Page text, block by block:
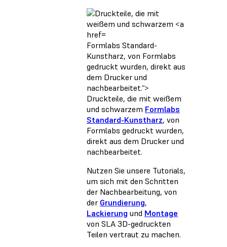
Formlabs Standard-
Kunstharz, von Formlabs
gedruckt wurden, direkt aus
dem Drucker und
nachbearbeitet.“>
Druckteile, die mit weißem
und schwarzem Formlabs
Standard-Kunstharz, von
Formlabs gedruckt wurden,
direkt aus dem Drucker und
nachbearbeitet.
Nutzen Sie unsere Tutorials,
um sich mit den Schritten
der Nachbearbeitung, von
der Grundierung,
Lackierung und Montage
von SLA 3D-gedruckten
Teilen vertraut zu machen.